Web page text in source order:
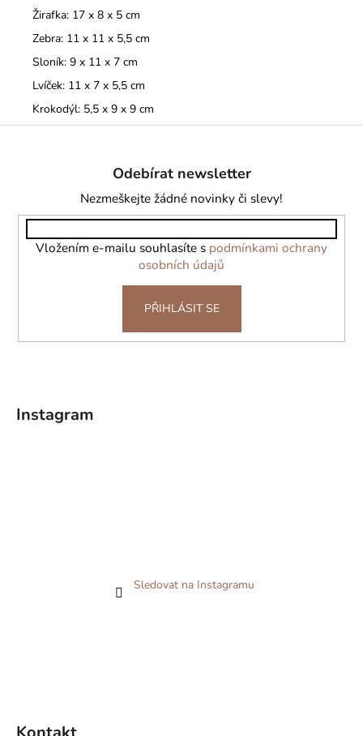
Žirafka: 17 x 8 x 5 cm
Zebra: 11 x 11 x 5,5 cm
Sloník: 9 x 11 x 7 cm
Lvíček: 11 x 7 x 5,5 cm
Krokodýl: 5,5 x 9 x 9 cm
Odebírat newsletter
Nezmeškejte žádné novinky či slevy!
Vložením e-mailu souhlasíte s podmínkami ochrany
osobních údajů
PŘIHLÁSIT SE
Instagram
Sledovat na Instagramu